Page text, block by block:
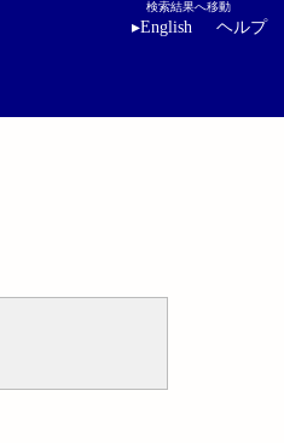
検索結果へ移動
▸English ヘルプ